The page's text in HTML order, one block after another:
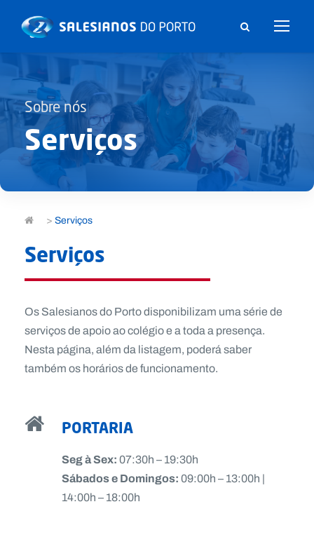
Sobre nós
Serviços
>Serviços
Serviços
Os Salesianos do Porto disponibilizam uma série de
serviços de apoio ao colégio e a toda a presença.
Nesta página, além da listagem, poderá saber
também os horários de funcionamento.
PORTARIA
Seg à Sex:07:30h – 19:30h
Sábados e Domingos:09:00h – 13:00h |
14:00h – 18:00h